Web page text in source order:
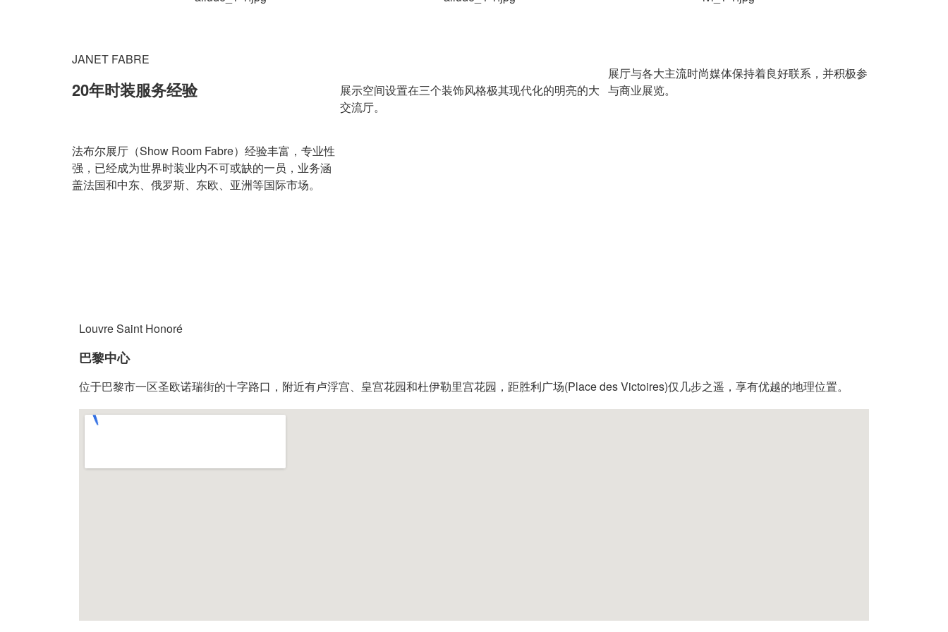
JANET FABRE
20年时装服务经验
法布尔展厅（Show Room Fabre）经验丰富，专业性
强，已经成为世界时装业内不可或缺的一员，业务涵
盖法国和中东、俄罗斯、东欧、亚洲等国际市场。
展示空间设置在三个装饰风格极其现代化的明亮的大
交流厅。
展厅与各大主流时尚媒体保持着良好联系，并积极参
与商业展览。
Louvre Saint Honoré
巴黎中心
位于巴黎市一区圣欧诺瑞街的十字路口，附近有卢浮宫、皇宫花园和杜伊勒里宫花园，距胜利广场(Place des Victoires)仅几步之遥，享有优越的地理位置。